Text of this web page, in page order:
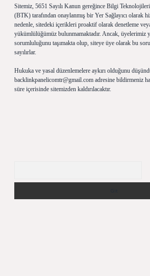
Sitemiz, 5651 Sayılı Kanun gereğince Bilgi
(BTK) tarafından onaylanmış bir Yer Sağlayıcı olarak
nedenle, sitedeki içerikleri proaktif olarak denetleme
yükümlülüğümüz bulunmamaktadır. Ancak, üyelerimiz
sorumluluğunu taşımakta olup, siteye üye olarak bu
sayılırlar.
Hukuka ve yasal düzenlemelere aykırı olduğunu
backlinkpanelicomtr@gmail.com adresine bildirmeniz
süre içerisinde sitemizden kaldırılacaktır.